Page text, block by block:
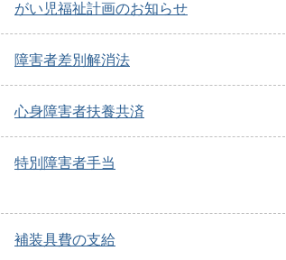
がい児福祉計画のお知らせ
障害者差別解消法
心身障害者扶養共済
特別障害者手当
補装具費の支給